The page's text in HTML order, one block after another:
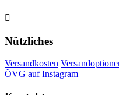

Nützliches
Versandkosten
ÖVG auf Instagram